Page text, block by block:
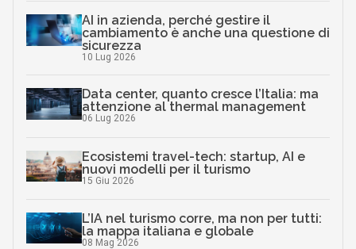
AI in azienda, perché gestire il
cambiamento è anche una questione di
sicurezza
10 Lug 2026
Data center, quanto cresce l’Italia: ma
attenzione al thermal management
06 Lug 2026
Ecosistemi travel-tech: startup, AI e
nuovi modelli per il turismo
15 Giu 2026
L’IA nel turismo corre, ma non per tutti:
la mappa italiana e globale
08 Mag 2026